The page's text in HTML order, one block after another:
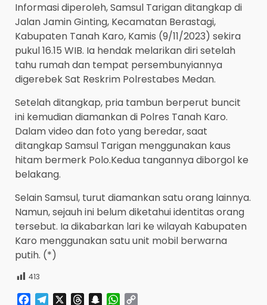
Informasi diperoleh, Samsul Tarigan ditangkap di
Jalan Jamin Ginting, Kecamatan Berastagi,
Kabupaten Tanah Karo, Kamis (9/11/2023) sekira
pukul 16.15 WIB. Ia hendak melarikan diri setelah
tahu rumah dan tempat persembunyiannya
digerebek Sat Reskrim Polrestabes Medan.
Setelah ditangkap, pria tambun berperut buncit
ini kemudian diamankan di Polres Tanah Karo.
Dalam video dan foto yang beredar, saat
ditangkap Samsul Tarigan menggunakan kaus
hitam bermerk Polo.Kedua tangannya diborgol ke
belakang.
Selain Samsul, turut diamankan satu orang lainnya.
Namun, sejauh ini belum diketahui identitas orang
tersebut. Ia dikabarkan lari ke wilayah Kabupaten
Karo menggunakan satu unit mobil berwarna
putih. (*)
413
Facebook
TelegramThreadsSnapchatWhatsApp